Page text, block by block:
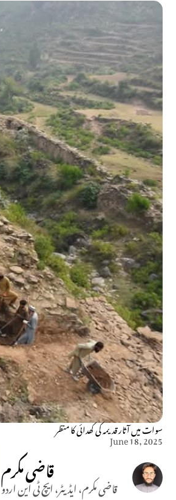
سوات میں آثار قدیمہ کی کھدائی کا منظر
June 18, 2025
قاضی مکرم
قاضی مکرم، ایڈیٹر، ایچ ٹی این اردو